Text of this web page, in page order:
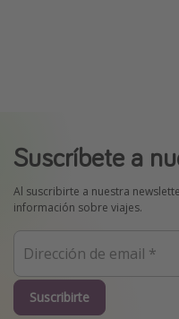
Suscríbete a
Al suscribirte a nuestra
información sobre viajes.
Suscribirte